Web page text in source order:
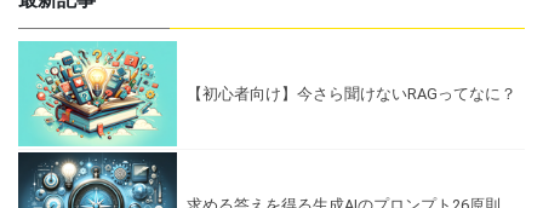
【初心者向け】今さら聞けないRAGってなに？